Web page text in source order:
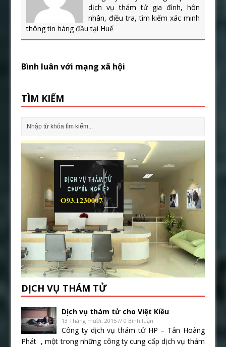
dịch vụ thám tử gia đình, hôn
nhân, điều tra, tìm kiếm xác minh
thông tin hàng đầu tại Huế
Bình luân với mạng xã hội
TÌM KIẾM
DỊCH VỤ THÁM TỬ
Dịch vụ thám tử cho Việt Kiều
13 Tháng mười, 2015 // 0 Bình luận
Công ty dịch vụ thám tử HP – Tân Hoàng
Phát , một trong những công ty cung cấp dịch vụ thám